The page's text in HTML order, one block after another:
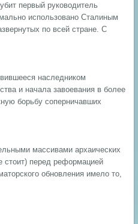
первый руководитель
использовано Сталиным
по всей стране. С
наследником
и начала завоевания в более
борьбу соперничавших
массивами архаических
стоит) перед реформацией
обновления имело то,